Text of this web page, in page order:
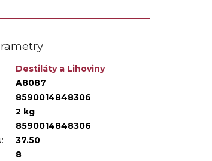
Destiláty a Lihoviny
A8087
8590014848306
2 kg
8590014848306
:
37.50
8